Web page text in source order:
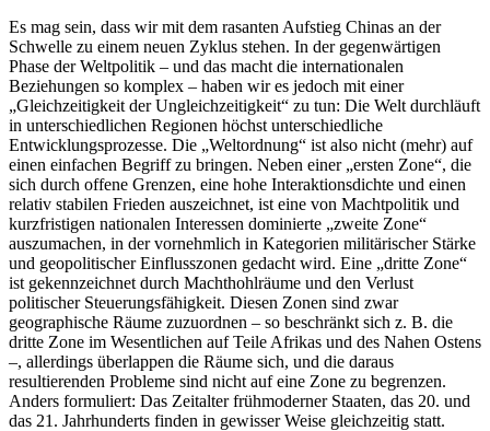
Es mag sein, dass wir mit dem rasanten Aufstieg Chinas an der
Schwelle zu einem neuen Zyklus stehen. In der gegenwärtigen
Phase der Weltpolitik – und das macht die internationalen
Beziehungen so komplex – haben wir es jedoch mit einer
„Gleichzeitigkeit der Ungleichzeitigkeit“ zu tun: Die Welt durchläuft
in unterschiedlichen Regionen höchst unterschiedliche
Entwicklungsprozesse. Die „Weltordnung“ ist also nicht (mehr) auf
einen einfachen Begriff zu bringen. Neben einer „ersten Zone“, die
sich durch offene Grenzen, eine hohe Interaktionsdichte und einen
relativ stabilen Frieden auszeichnet, ist eine von Machtpolitik und
kurzfristigen nationalen Interessen dominierte „zweite Zone“
auszumachen, in der vornehmlich in Kategorien militärischer Stärke
und geopolitischer Einflusszonen gedacht wird. Eine „dritte Zone“
ist gekennzeichnet durch Machthohlräume und den Verlust
politischer Steuerungsfähigkeit. Diesen Zonen sind zwar
geographische Räume zuzuordnen – so beschränkt sich z. B. die
dritte Zone im Wesentlichen auf Teile Afrikas und des Nahen Ostens
–, allerdings überlappen die Räume sich, und die daraus
resultierenden Probleme sind nicht auf eine Zone zu begrenzen.
Anders formuliert: Das Zeitalter frühmoderner Staaten, das 20. und
das 21. Jahrhunderts finden in gewisser Weise gleichzeitig statt.